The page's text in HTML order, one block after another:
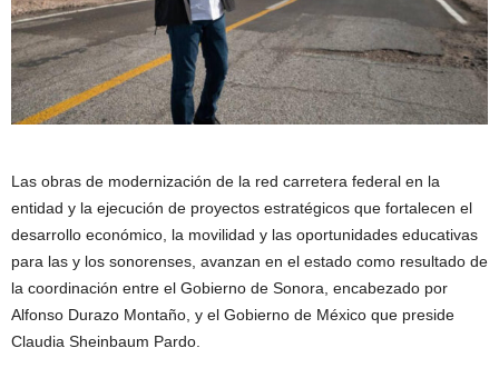
Las obras de modernización de la red carretera federal en la
entidad y la ejecución de proyectos estratégicos que fortalecen el
desarrollo económico, la movilidad y las oportunidades educativas
para las y los sonorenses, avanzan en el estado como resultado de
la coordinación entre el Gobierno de Sonora, encabezado por
Alfonso Durazo Montaño, y el Gobierno de México que preside
Claudia Sheinbaum Pardo.